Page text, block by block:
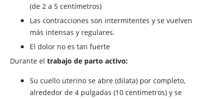
(de 2 a 5 centímetros)
Las contracciones son intermitentes y se vuelven
más intensas y regulares.
El dolor no es tan fuerte
Durante el trabajo de parto activo:
Su cuello uterino se abre (dilata) por completo,
alrededor de 4 pulgadas (10 centímetros) y se